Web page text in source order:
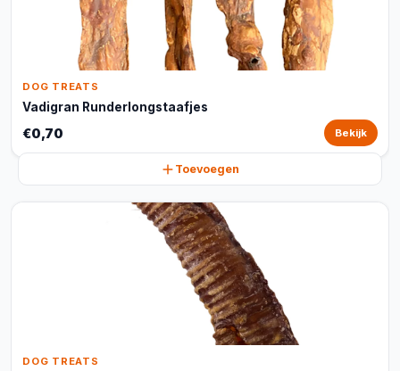
DOG TREATS
Vadigran Runderlongstaafjes
€0,70 Bekijk
Toevoegen
DOG TREATS